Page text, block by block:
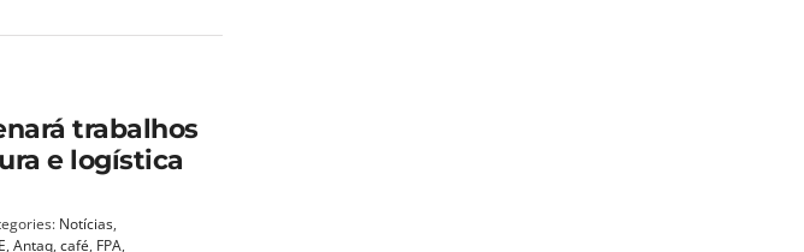
trabalhos
e logística
Notícias,
, Antaq, café, FPA,